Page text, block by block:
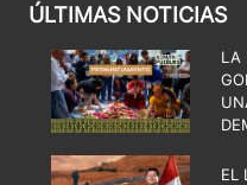
ÚLTIMAS NOTICIAS
LA
EL